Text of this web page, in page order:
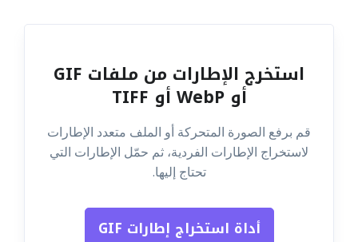
استخرج الإطارات من ملفات GIF
أو WebP أو TIFF
قم برفع الصورة المتحركة أو الملف متعدد الإطارات
لاستخراج الإطارات الفردية، ثم حمّل الإطارات التي
تحتاج إليها.
أداة استخراج إطارات GIF